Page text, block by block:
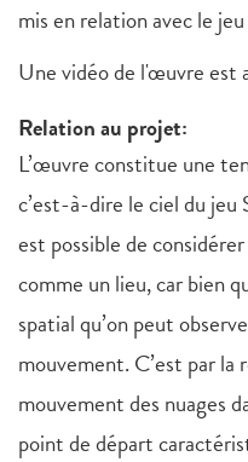
mis en relation avec le
Une vidéo de l'œuvre est
Relation au projet:
L’œuvre constitue une
c’est-à-dire le ciel du
est possible de
comme un lieu, car bien
spatial qu’on peut
mouvement. C’est par
mouvement des nuages
point de départ